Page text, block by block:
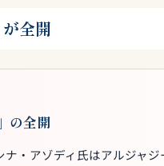
全開
の全開
・アゾディ氏はアルジャ